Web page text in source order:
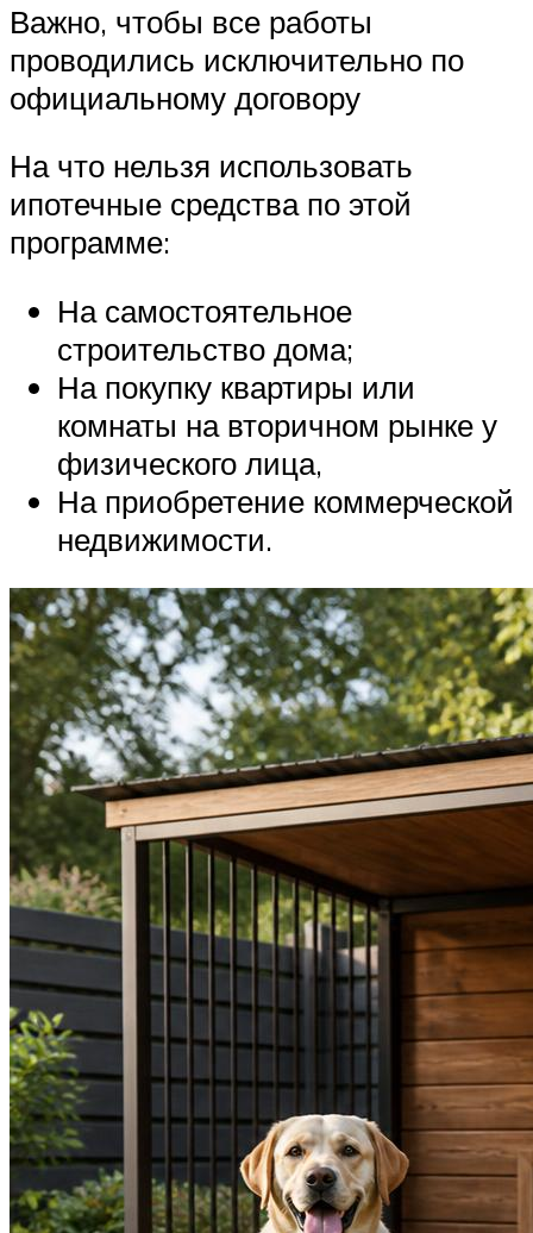
Важно, чтобы все работы
проводились исключительно по
официальному договору
На что нельзя использовать
ипотечные средства по этой
программе:
На самостоятельное
строительство дома;
На покупку квартиры или
комнаты на вторичном рынке у
физического лица,
На приобретение коммерческой
недвижимости.